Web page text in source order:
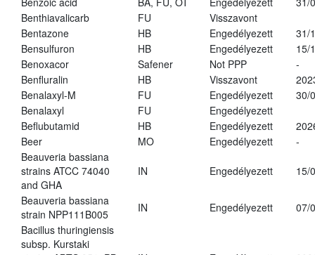
Benthiavalicarb
FU
Visszavont
Bentazone
HB Engedélyezett
31/
Bensulfuron
HB Engedélyezett
15/
Benoxacor
Safener Not PPP
-
Benfluralin
HB Visszavont
Benalaxyl-M
FU Engedélyezett
30/
Benalaxyl
FU
Engedélyezett
Beflubutamid
HB Engedélyezett
Beer
MO Engedélyezett
-
Beauveria bassiana
strains ATCC 74040
and GHA
IN Engedélyezett 15/
Beauveria bassiana
strain NPP111B005
IN Engedélyezett
07/
Bacillus thuringiensis
subsp. Kurstaki